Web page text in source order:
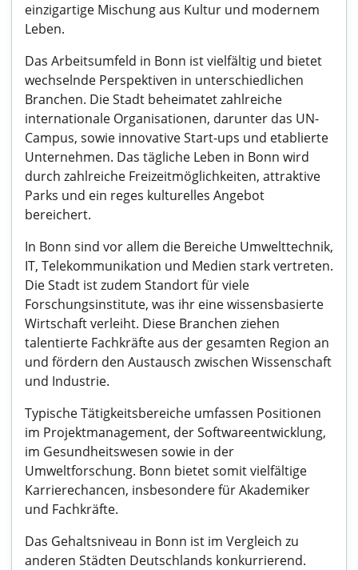
einzigartige Mischung aus Kultur und modernem
Leben.
Das Arbeitsumfeld in Bonn ist vielfältig und bietet
wechselnde Perspektiven in unterschiedlichen
Branchen. Die Stadt beheimatet zahlreiche
internationale Organisationen, darunter das UN-
Campus, sowie innovative Start-ups und etablierte
Unternehmen. Das tägliche Leben in Bonn wird
durch zahlreiche Freizeitmöglichkeiten, attraktive
Parks und ein reges kulturelles Angebot
bereichert.
In Bonn sind vor allem die Bereiche Umwelttechnik,
IT, Telekommunikation und Medien stark vertreten.
Die Stadt ist zudem Standort für viele
Forschungsinstitute, was ihr eine wissensbasierte
Wirtschaft verleiht. Diese Branchen ziehen
talentierte Fachkräfte aus der gesamten Region an
und fördern den Austausch zwischen Wissenschaft
und Industrie.
Typische Tätigkeitsbereiche umfassen Positionen
im Projektmanagement, der Softwareentwicklung,
im Gesundheitswesen sowie in der
Umweltforschung. Bonn bietet somit vielfältige
Karrierechancen, insbesondere für Akademiker
und Fachkräfte.
Das Gehaltsniveau in Bonn ist im Vergleich zu
anderen Städten Deutschlands konkurrierend.